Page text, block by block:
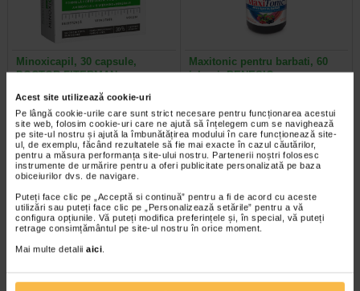
Acest site utilizează cookie-uri
Pe lângă cookie-urile care sunt strict necesare pentru funcționarea acestui
site web, folosim cookie-uri care ne ajută să înțelegem cum se navighează
pe site-ul nostru și ajută la îmbunătățirea modului în care funcționează site-
ul, de exemplu, făcând rezultatele să fie mai exacte în cazul căutărilor,
pentru a măsura performanța site-ului nostru. Partenerii noștri folosesc
instrumente de urmărire pentru a oferi publicitate personalizată pe baza
obiceiurilor dvs. de navigare.
Puteți face clic pe „Acceptă si continuă” pentru a fi de acord cu aceste
utilizări sau puteți face clic pe „Personalizează setările” pentru a vă
configura opțiunile. Vă puteți modifica preferințele și, în special, vă puteți
retrage consimțământul pe site-ul nostru în orice moment.
Mai multe detalii aici.
Minoxicapil, 30 capsule,
DOCTOR FITERMAN
Doctor Fiterman MINOXICAPIL este
o formula fortifianta alcatuita din
aminoacizi, minerale si 11…
Maxitonic pentru barbati, 60
jeleuri, BENESIO
Benesio MaxiTonic jeleuri pentru
barbati este un supliment alimentar
sub forma de jeleuri cu aroma…
Plătești 2, primești 3 Plătești 2, primești 3